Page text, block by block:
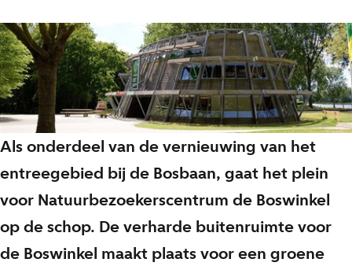
Als onderdeel van de vernieuwing van het
entreegebied bij de Bosbaan, gaat het plein
voor Natuurbezoekerscentrum de Boswinkel
op de schop. De verharde buitenruimte voor
de Boswinkel maakt plaats voor een groene